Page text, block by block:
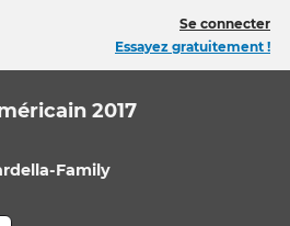
Se connecter
Essayez gratuitement !
2017
Family